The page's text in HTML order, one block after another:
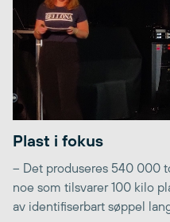
Plast i fokus
– Det produseres 540 000
noe som tilsvarer 100 kilo
av identifiserbart søppel